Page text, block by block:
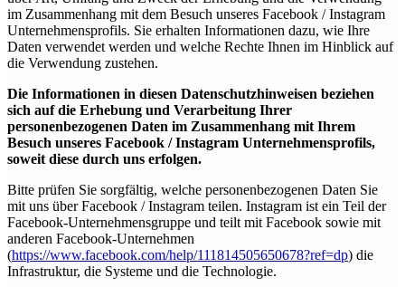
im Zusammenhang mit dem Besuch unseres Facebook / Instagram
Unternehmensprofils. Sie erhalten Informationen dazu, wie Ihre
Daten verwendet werden und welche Rechte Ihnen im Hinblick auf
die Verwendung zustehen.
Die Informationen in diesen Datenschutzhinweisen beziehen
sich auf die Erhebung und Verarbeitung Ihrer
personenbezogenen Daten im Zusammenhang mit Ihrem
Besuch unseres Facebook / Instagram Unternehmensprofils,
soweit diese durch uns erfolgen.
Bitte prüfen Sie sorgfältig, welche personenbezogenen Daten Sie
mit uns über Facebook / Instagram teilen. Instagram ist ein Teil der
Facebook-Unternehmensgruppe und teilt mit Facebook sowie mit
anderen Facebook-Unternehmen
(https://www.facebook.com/help/111814505650678?ref=dp) die
Infrastruktur, die Systeme und die Technologie.